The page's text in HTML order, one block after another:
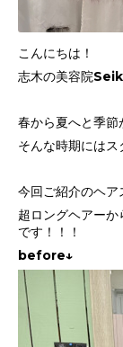
こんにちは！
志木の美容院
春から夏へと季節
そんな時期にはス
今回ご紹介のヘア
超ロングヘアー
です！！！
before↓